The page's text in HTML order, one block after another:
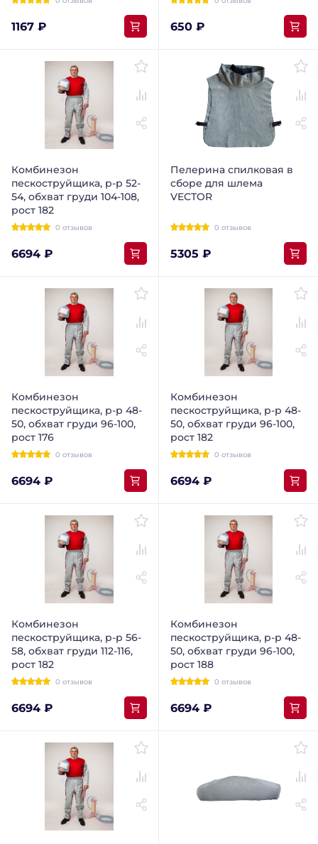
1167 ₽ 650 ₽
Комбинезон
пескоструйщика, р-р 52-
54, обхват груди 104-108,
рост 182
0 отзывов
6694 ₽
Пелерина спилковая в
сборе для шлема
VECTOR
0 отзывов
5305 ₽
Комбинезон
пескоструйщика, р-р 48-
50, обхват груди 96-100,
рост 176
0 отзывов
6694 ₽
Комбинезон
пескоструйщика, р-р 48-
50, обхват груди 96-100,
рост 182
0 отзывов
6694 ₽
Комбинезон
пескоструйщика, р-р 56-
58, обхват груди 112-116,
рост 182
0 отзывов
6694 ₽
Комбинезон
пескоструйщика, р-р 48-
50, обхват груди 96-100,
рост 188
0 отзывов
6694 ₽